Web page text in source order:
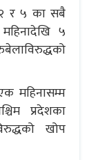
२ र ५ का सबै
५
महिनासम्म
प्रदेशका
खोप